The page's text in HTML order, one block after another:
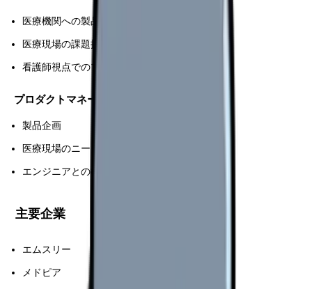
医療機関への製品販売
医療現場の課題提案
看護師視点でのプレゼン
プロダクトマネージャー
製品企画
医療現場のニーズ把握
エンジニアとの橋渡し
主要企業
エムスリー
メドピア